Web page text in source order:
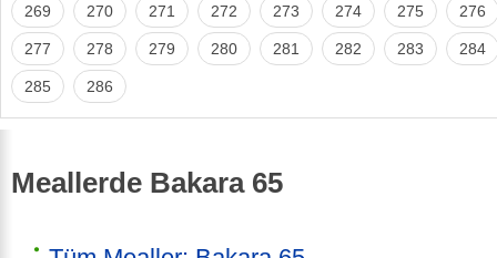
269 270 271 272 273 274 275 276
277 278 279 280 281 282 283 284
285 286
Meallerde Bakara 65